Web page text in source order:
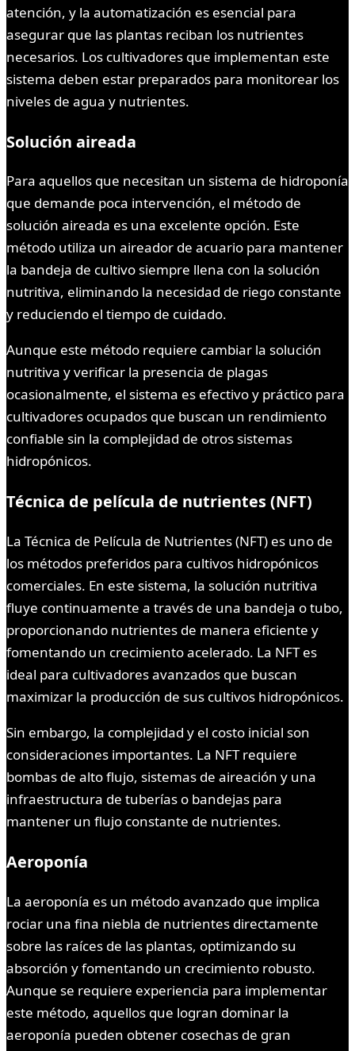
atención, y la automatización es esencial para
asegurar que las plantas reciban los nutrientes
necesarios. Los cultivadores que implementan este
sistema deben estar preparados para monitorear los
niveles de agua y nutrientes.
Solución aireada
Para aquellos que necesitan un sistema de hidroponía
que demande poca intervención, el método de
solución aireada es una excelente opción. Este
método utiliza un aireador de acuario para mantener
la bandeja de cultivo siempre llena con la solución
nutritiva, eliminando la necesidad de riego constante
y reduciendo el tiempo de cuidado.
Aunque este método requiere cambiar la solución
nutritiva y verificar la presencia de plagas
ocasionalmente, el sistema es efectivo y práctico para
cultivadores ocupados que buscan un rendimiento
confiable sin la complejidad de otros sistemas
hidropónicos.
Técnica de película de nutrientes (NFT)
La Técnica de Película de Nutrientes (NFT) es uno de
los métodos preferidos para cultivos hidropónicos
comerciales. En este sistema, la solución nutritiva
fluye continuamente a través de una bandeja o tubo,
proporcionando nutrientes de manera eficiente y
fomentando un crecimiento acelerado. La NFT es
ideal para cultivadores avanzados que buscan
maximizar la producción de sus cultivos hidropónicos.
Sin embargo, la complejidad y el costo inicial son
consideraciones importantes. La NFT requiere
bombas de alto flujo, sistemas de aireación y una
infraestructura de tuberías o bandejas para
mantener un flujo constante de nutrientes.
Aeroponía
La aeroponía es un método avanzado que implica
rociar una fina niebla de nutrientes directamente
sobre las raíces de las plantas, optimizando su
absorción y fomentando un crecimiento robusto.
Aunque se requiere experiencia para implementar
este método, aquellos que logran dominar la
aeroponía pueden obtener cosechas de gran